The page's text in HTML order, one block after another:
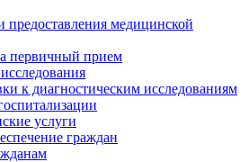
медицинской
первичный прием
к диагностическим исследованиям
услуги
граждан